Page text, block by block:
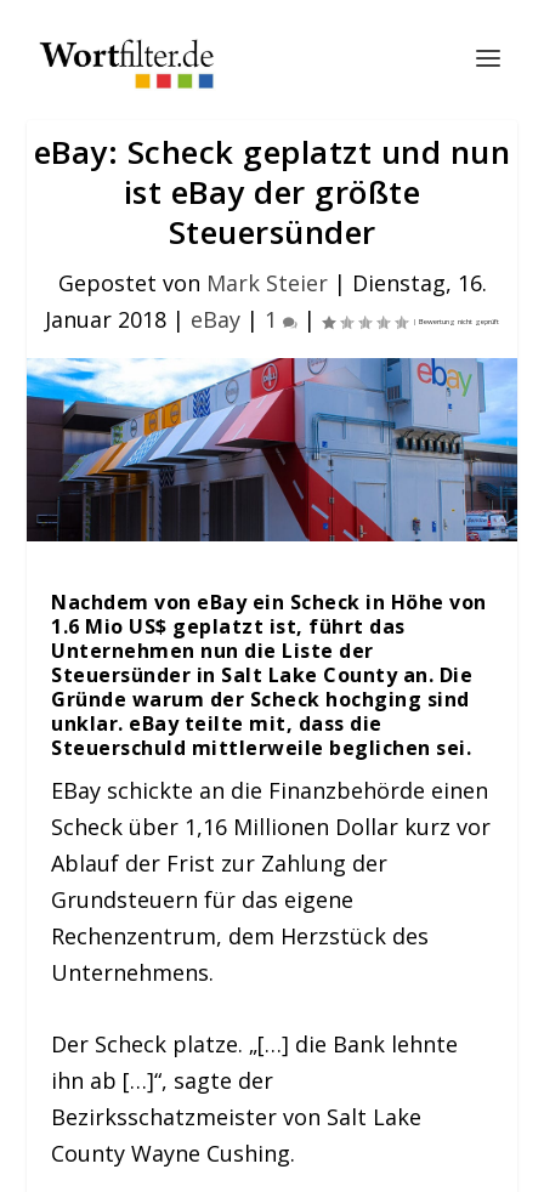
eBay: Scheck geplatzt und nun
ist eBay der größte
Steuersünder
Gepostet von Mark Steier| Dienstag, 16.
Januar 2018 | eBay | 1 |
Nachdem von eBay ein Scheck in Höhe von
1.6 Mio US$ geplatzt ist, führt das
Unternehmen nun die Liste der
Steuersünder in Salt Lake County an. Die
Gründe warum der Scheck hochging sind
unklar. eBay teilte mit, dass die
Steuerschuld mittlerweile beglichen sei.
EBay schickte an die Finanzbehörde einen
Scheck über 1,16 Millionen Dollar kurz vor
Ablauf der Frist zur Zahlung der
Grundsteuern für das eigene
Rechenzentrum, dem Herzstück des
Unternehmens.
Der Scheck platze. „[…] die Bank lehnte
ihn ab […]“, sagte der
Bezirksschatzmeister von Salt Lake
County Wayne Cushing.